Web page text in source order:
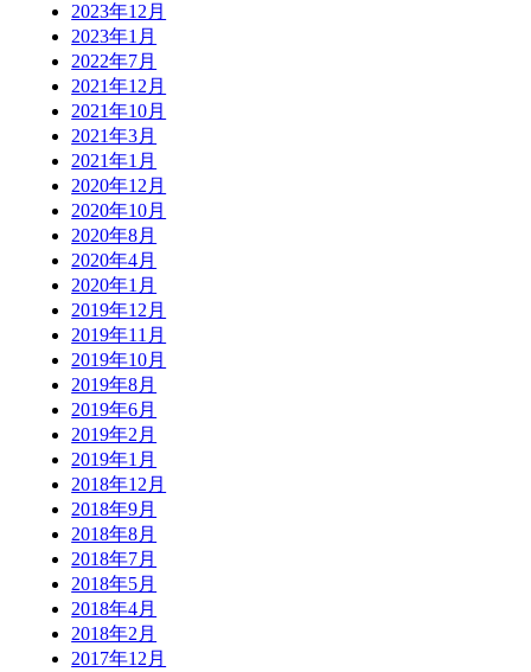
2023年12月
2023年1月
2022年7月
2021年12月
2021年10月
2021年3月
2021年1月
2020年12月
2020年10月
2020年8月
2020年4月
2020年1月
2019年12月
2019年11月
2019年10月
2019年8月
2019年6月
2019年2月
2019年1月
2018年12月
2018年9月
2018年8月
2018年7月
2018年5月
2018年4月
2018年2月
2017年12月